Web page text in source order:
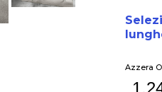
Azzera